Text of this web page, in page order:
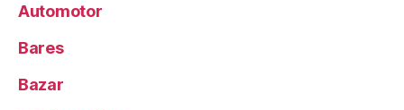
Automotor
Bares
Bazar